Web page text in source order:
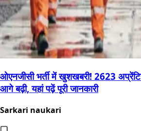
ओएनजीसी भर्ती में खुशखबरी! 2623
आगे बढ़ी, यहां पढ़ें पूरी जानकारी
Sarkari naukari